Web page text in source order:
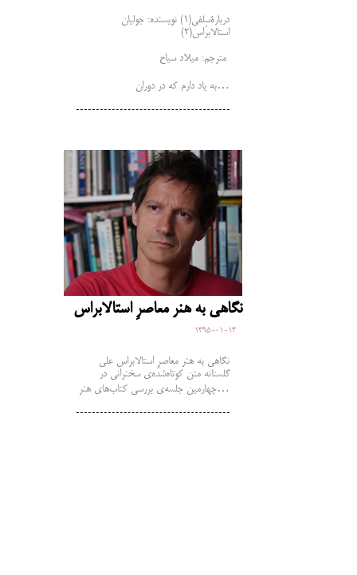
دربارۀسِلفی(1) نویسنده: جولیان
استالابراس(2)
مترجم: میلاد سیاح
به یاد دارم که در دوران…
نگاهی به هنر معاصرِ استالابراس
1395-01-13
نگاهی به هنر معاصرِ استالابراس علی
گلستانه متن کوتاه‌شده‌ی سخنرانی در
چهارمین جلسه‌ی بررسی کتاب‌های هنر…